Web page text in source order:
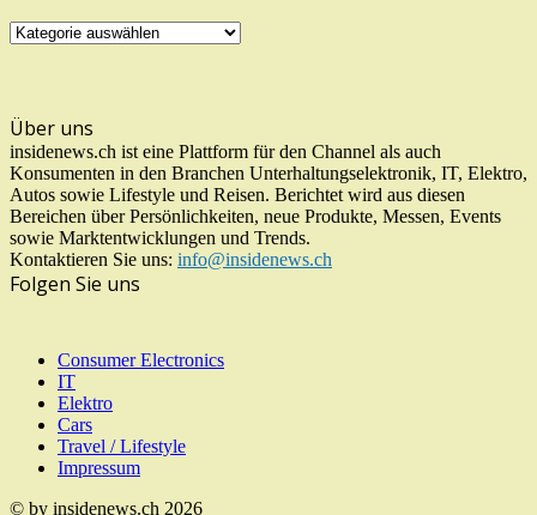
UNSERE
Über uns
insidenews.ch ist eine Plattform für den Channel als auch
Konsumenten in den Branchen Unterhaltungselektronik, IT, Elektro,
Autos sowie Lifestyle und Reisen. Berichtet wird aus diesen
Bereichen über Persönlichkeiten, neue Produkte, Messen, Events
sowie Marktentwicklungen und Trends.
Kontaktieren Sie uns: info@insidenews.ch
Folgen Sie uns
Consumer Electronics
IT
Elektro
Cars
Travel / Lifestyle
Impressum
© by insidenews.ch 2026